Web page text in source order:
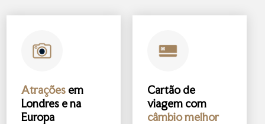
Atrações em
Londres e na
Europa
Cartão de
viagem com
câmbio melhor